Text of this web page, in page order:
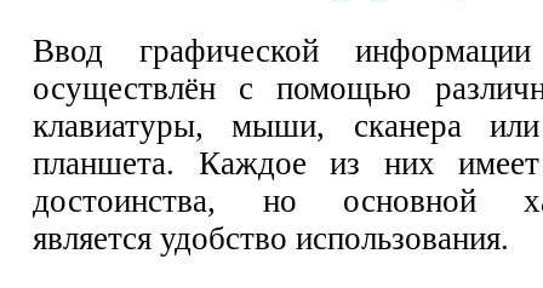
Ввод графической
осуществлён с помощью
клавиатуры, мыши, сканера или
планшета. Каждое из них
достоинства, но основной
является удобство использования.